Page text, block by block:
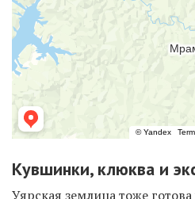
Кувшинки, клюква и
Уярская землица тоже